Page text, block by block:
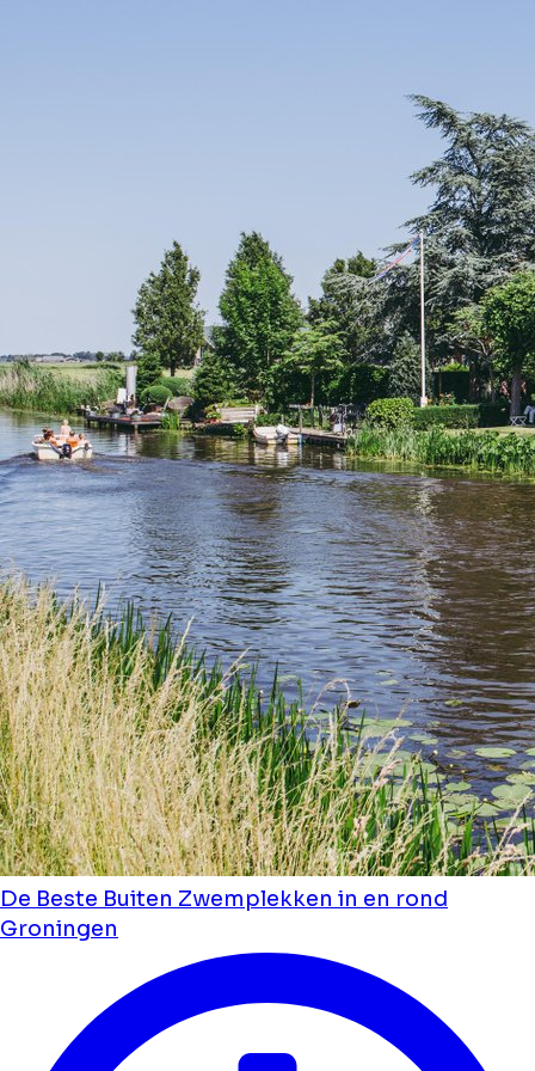
De Beste Buiten Zwemplekken in en rond
Groningen